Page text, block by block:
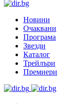
Новини
Очаквани
Програма
Звезди
Каталог
Трейлъри
Премиери